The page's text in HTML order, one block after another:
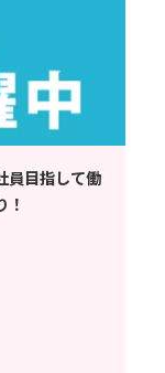
員目指して働